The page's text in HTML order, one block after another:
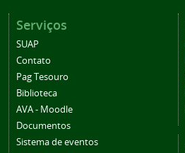
Serviços
SUAP
Contato
Pag Tesouro
Biblioteca
AVA - Moodle
Documentos
Sistema de eventos